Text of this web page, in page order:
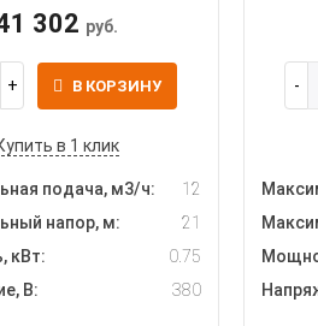
302 руб.
В КОРЗИНУ
в 1 клик
подача, м3/ч:
12
напор, м:
21
кВт:
0.75
В:
380